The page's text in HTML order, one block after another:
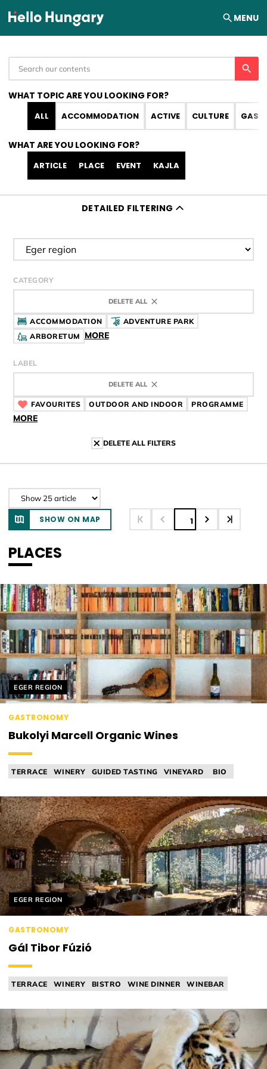
Skip to content MENU
WHAT TOPIC ARE YOU LOOKING FOR?
ALL ACCOMMODATION ACTIVE CULTURE
WHAT ARE YOU LOOKING FOR?
ARTICLE PLACE EVENT KAJLA
DETAILED FILTERING
Filter destination
CATEGORY
DELETE ALL
ACCOMMODATION
ADVENTURE PARK
ARBORETUM
MORE
LABEL
DELETE ALL
FAVOURITES CÍMKE
OUTDOOR AND INDOOR CÍMKE
PROGRAMME
MORE
DELETE ALL FILTERS
SHOW ON MAP 1
PLACES
Helyszín címkék:
EGER REGION
GASTRONOMY
Bukolyi Marcell Organic Wines
TERRACE WINERY GUIDED TASTING VINEYARD BIO
Helyszín címkék:
EGER REGION
GASTRONOMY
Gál Tibor Fúzió
TERRACE WINERY BISTRO WINE DINNER WINEBAR